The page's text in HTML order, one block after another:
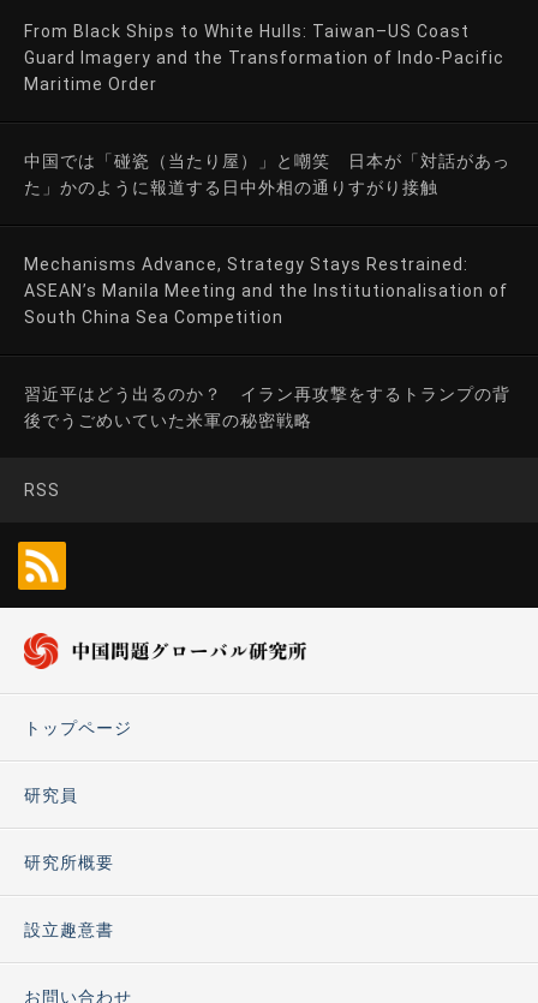
From Black Ships to White Hulls: Taiwan–US Coast
Guard Imagery and the Transformation of Indo-Pacific
Maritime Order
中国では「碰瓷（当たり屋）」と嘲笑 日本が「対話があっ
た」かのように報道する日中外相の通りすがり接触
Mechanisms Advance, Strategy Stays Restrained:
ASEAN’s Manila Meeting and the Institutionalisation of
South China Sea Competition
習近平はどう出るのか？ イラン再攻撃をするトランプの背
後でうごめいていた米軍の秘密戦略
RSS
トップページ
研究員
研究所概要
設立趣意書
お問い合わせ